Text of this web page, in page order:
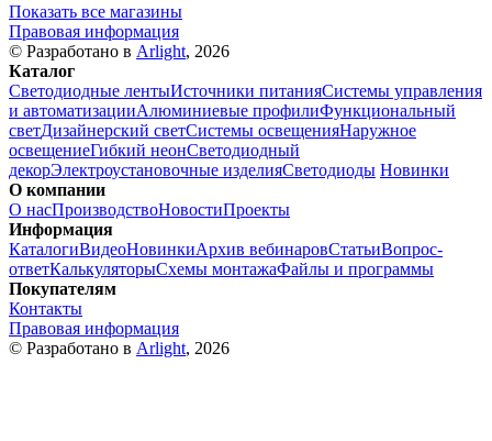
Показать все магазины
Правовая информация
© Разработано в Arlight, 2026
Каталог
Светодиодные лентыИсточники питанияСистемы управления
и автоматизацииАлюминиевые профилиФункциональный
светДизайнерский светСистемы освещенияНаружное
освещениеГибкий неонСветодиодный
декорЭлектроустановочные изделияСветодиоды Новинки
О компании
О насПроизводствоНовостиПроекты
Информация
КаталогиВидеоНовинкиАрхив вебинаровСтатьиВопрос-
ответКалькуляторыСхемы монтажаФайлы и программы
Покупателям
Контакты
Правовая информация
© Разработано в Arlight, 2026